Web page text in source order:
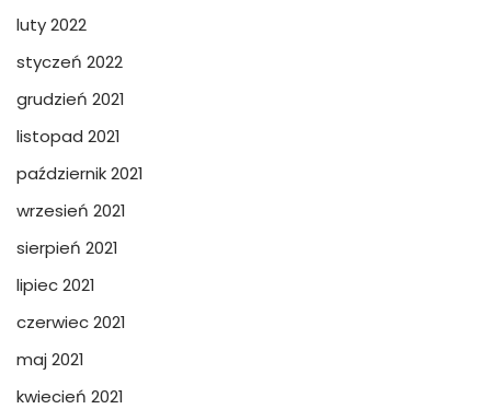
luty 2022
styczeń 2022
grudzień 2021
listopad 2021
październik 2021
wrzesień 2021
sierpień 2021
lipiec 2021
czerwiec 2021
maj 2021
kwiecień 2021